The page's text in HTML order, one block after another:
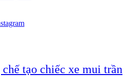
tạo chiếc xe mui trần